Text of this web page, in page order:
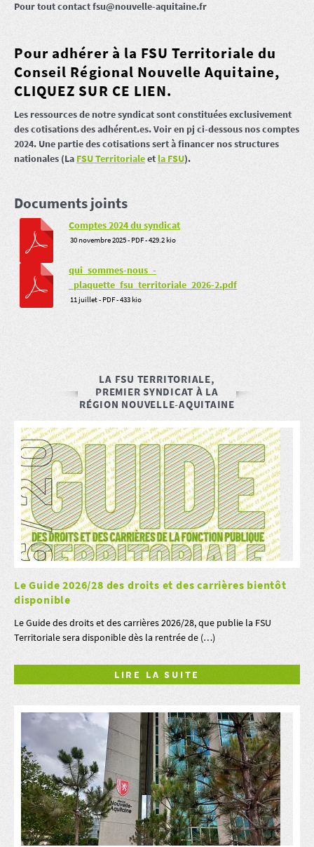
Pour tout contact fsu@nouvelle-aquitaine.fr
Pour adhérer à la FSU Territoriale du
Conseil Régional Nouvelle Aquitaine,
CLIQUEZ SUR CE LIEN.
Les ressources de notre syndicat sont constituées exclusivement
des cotisations des adhérent.es. Voir en pj ci-dessous nos comptes
2024. Une partie des cotisations sert à financer nos structures
nationales (La FSU Territorialeetla FSU).
Documents joints
Comptes 2024 du syndicat
30 novembre 2025- PDF-429.2 kio
qui_sommes-nous_-
_plaquette_fsu_territoriale_2026-2.pdf
11 juillet- PDF-433 kio
LA FSU TERRITORIALE,
PREMIER SYNDICAT À LA
RÉGION NOUVELLE-AQUITAINE
Le Guide 2026/28 des droits et des carrières bientôt
disponible
Le Guide des droits et des carrières 2026/28, que publie la FSU
Territoriale sera disponible dès la rentrée de (…)
LIRE LA SUITE